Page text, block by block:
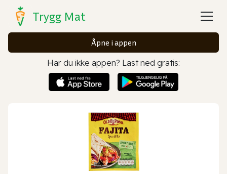
Trygg Mat
Åpne i appen
Har du ikke appen? Last ned gratis: